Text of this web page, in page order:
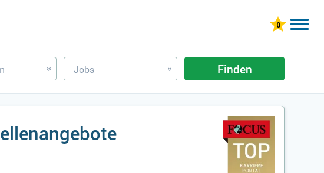
» Jobs » Finden